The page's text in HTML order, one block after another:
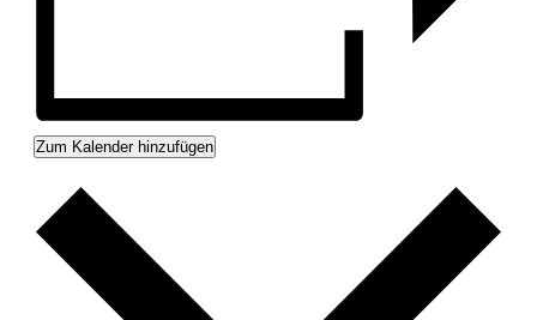
Zum Kalender hinzufügen